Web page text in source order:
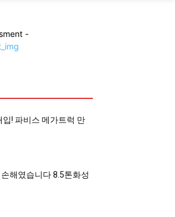
-
! 파비스 메가트럭 만
해였습니다 8.5톤화성